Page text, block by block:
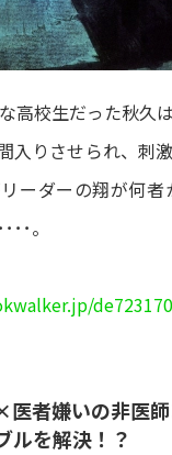
高校生だった秋久
入りさせられ、刺
ーダーの翔が何
･。
者嫌いの非医
ルを解決！？